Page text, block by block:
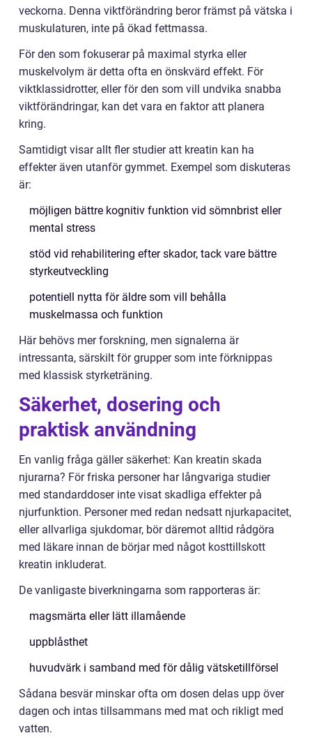
veckorna. Denna viktförändring beror främst på vätska i
muskulaturen, inte på ökad fettmassa.
För den som fokuserar på maximal styrka eller
muskelvolym är detta ofta en önskvärd effekt. För
viktklassidrotter, eller för den som vill undvika snabba
viktförändringar, kan det vara en faktor att planera
kring.
Samtidigt visar allt fler studier att kreatin kan ha
effekter även utanför gymmet. Exempel som diskuteras
är:
möjligen bättre kognitiv funktion vid sömnbrist eller
mental stress
stöd vid rehabilitering efter skador, tack vare bättre
styrkeutveckling
potentiell nytta för äldre som vill behålla
muskelmassa och funktion
Här behövs mer forskning, men signalerna är
intressanta, särskilt för grupper som inte förknippas
med klassisk styrketräning.
Säkerhet, dosering och
praktisk användning
En vanlig fråga gäller säkerhet: Kan kreatin skada
njurarna? För friska personer har långvariga studier
med standarddoser inte visat skadliga effekter på
njurfunktion. Personer med redan nedsatt njurkapacitet,
eller allvarliga sjukdomar, bör däremot alltid rådgöra
med läkare innan de börjar med något kosttillskott
kreatin inkluderat.
De vanligaste biverkningarna som rapporteras är:
magsmärta eller lätt illamående
uppblåsthet
huvudvärk i samband med för dålig vätsketillförsel
Sådana besvär minskar ofta om dosen delas upp över
dagen och intas tillsammans med mat och rikligt med
vatten.